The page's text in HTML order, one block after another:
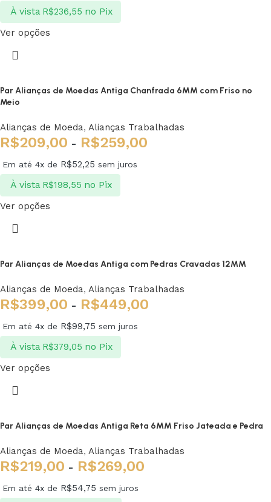
À vista R$236,55 no Pix
Ver opções
Par Alianças de Moedas Antiga Chanfrada 6MM com Friso no
Meio
Alianças de Moeda, Alianças Trabalhadas
R$209,00 - R$259,00
Em até 4x de R$52,25 sem juros
À vista R$198,55 no Pix
Ver opções
Par Alianças de Moedas Antiga com Pedras Cravadas 12MM
Alianças de Moeda, Alianças Trabalhadas
R$399,00 - R$449,00
Em até 4x de R$99,75 sem juros
À vista R$379,05 no Pix
Ver opções
Par Alianças de Moedas Antiga Reta 6MM Friso Jateada e Pedra
Alianças de Moeda, Alianças Trabalhadas
R$219,00 - R$269,00
Em até 4x de R$54,75 sem juros